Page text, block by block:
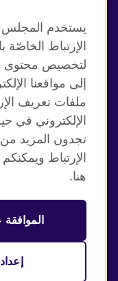
Instagram
TikTok
موقع المجلس الثقافي
الخصوصية وشروط
ملفات تعريف الإرتباط
خريطة الموقع
منظمة المملكة المتحدة
يستخدم المجلس
الإرتباط الخاصّة
لتخصيص محتوى
إلى مواقعنا
ملفات تعريف
الإلكتروني في
تجدون المزيد
الإرتباط
هنا.